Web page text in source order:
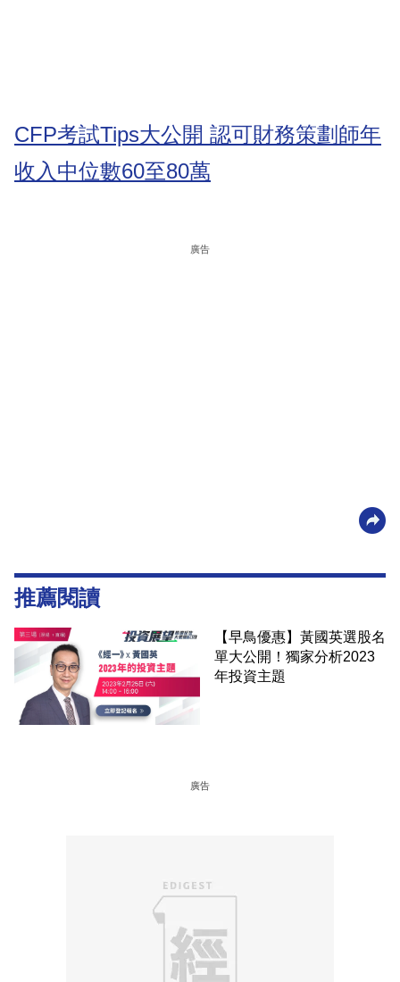
CFP考試Tips大公開 認可財務策劃師年
收入中位數60至80萬
廣告
推薦閱讀
【早鳥優惠】黃國英選股名
單大公開！獨家分析2023
年投資主題
廣告